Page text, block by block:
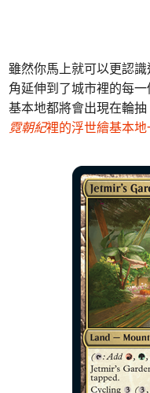
雖然你馬上就可以更認
角延伸到了城市裡的每
基本地都將會出現在輪
霓朝紀裡的浮世繪基本